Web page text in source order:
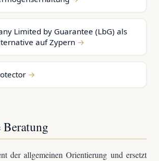
Limited by Guarantee (LbG) als
auf Zypern
der allgemeinen Orientierung und ersetzt